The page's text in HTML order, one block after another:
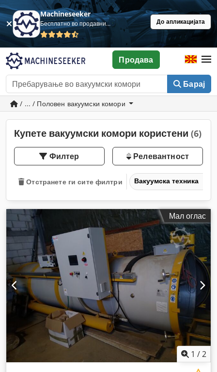
Machineseeker
Бесплатно во продавница До апликацијата
Барај
Продава
/ ... / Половен вакуумски комори
Купете вакуумски комори користени (6)
Филтер Релевантност
Отстранете ги сите филтри Вакуумска техника
Мал оглас
1 /2